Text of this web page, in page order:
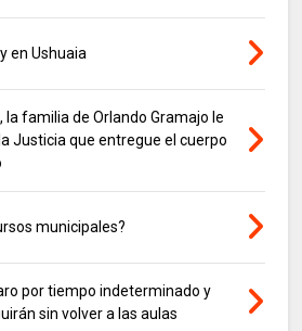
en Ushuaia
la familia de Orlando Gramajo le
Justicia que entregue el cuerpo
municipales?
por tiempo indeterminado y
sin volver a las aulas